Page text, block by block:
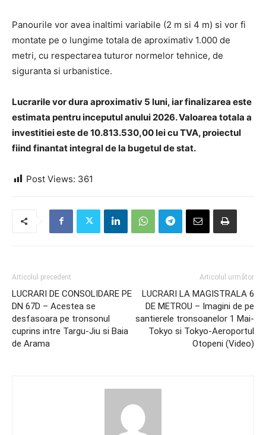
Panourile vor avea inaltimi variabile (2 m si 4 m) si vor fi
montate pe o lungime totala de aproximativ 1.000 de
metri, cu respectarea tuturor normelor tehnice, de
siguranta si urbanistice.
Lucrarile vor dura aproximativ 5 luni, iar finalizarea este
estimata pentru inceputul anului 2026. Valoarea totala a
investitiei este de 10.813.530,00 lei cu TVA, proiectul
fiind finantat integral de la bugetul de stat.
Post Views: 361
Articolul precedent
LUCRARI DE CONSOLIDARE PE
DN 67D – Acestea se
desfasoara pe tronsonul
cuprins intre Targu-Jiu si Baia
de Arama
Articolul următor
LUCRARI LA MAGISTRALA 6
DE METROU – Imagini de pe
santierele tronsoanelor 1 Mai-
Tokyo si Tokyo-Aeroportul
Otopeni (Video)